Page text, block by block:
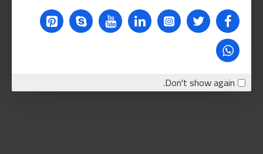
Don't show again.